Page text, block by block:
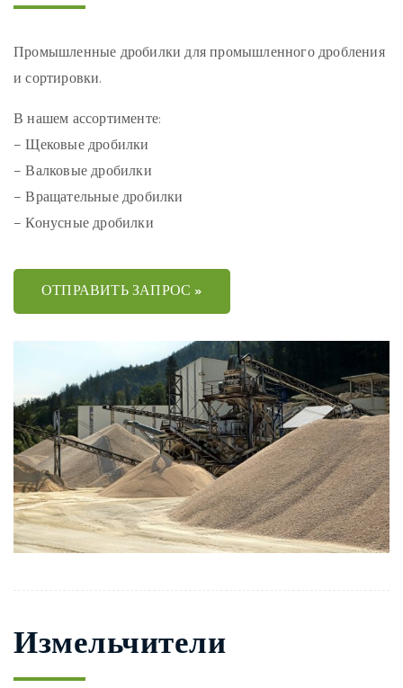
Промышленные дробилки для промышленного дробления
и сортировки.
В нашем ассортименте:
– Щековые дробилки
– Валковые дробилки
– Вращательные дробилки
– Конусные дробилки
ОТПРАВИТЬ ЗАПРОС »
Измельчители